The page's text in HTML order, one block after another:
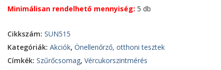
Minimálisan rendelhető mennyiség: 5 db
Cikkszám: SUN515
Kategóriák: Akciók, Önellenőrző, otthoni tesztek
Címkék: Szűrőcsomag, Vércukorszintmérés